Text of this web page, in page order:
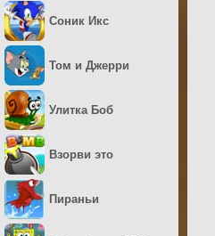
Соник Икс
Том и Джерри
Улитка Боб
Взорви это
Пираньи